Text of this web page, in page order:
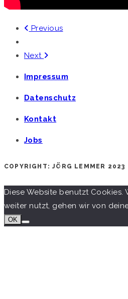
Previous
Next
Impressum
Datenschutz
Kontakt
Jobs
COPYRIGHT: JÖRG LEMMER 2023
Diese Website benutzt Cookies.
weiter nutzt, gehen wir von
OK